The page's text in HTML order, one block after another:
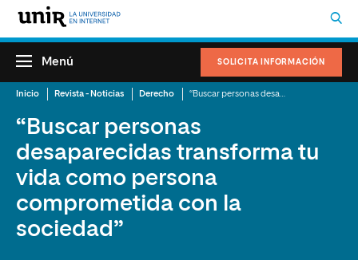
SOLICITA INFORMACIÓN
Menú
Inicio Revista - Noticias Derecho
“Buscar personas
desaparecidas transforma tu
vida como persona
comprometida con la
sociedad”